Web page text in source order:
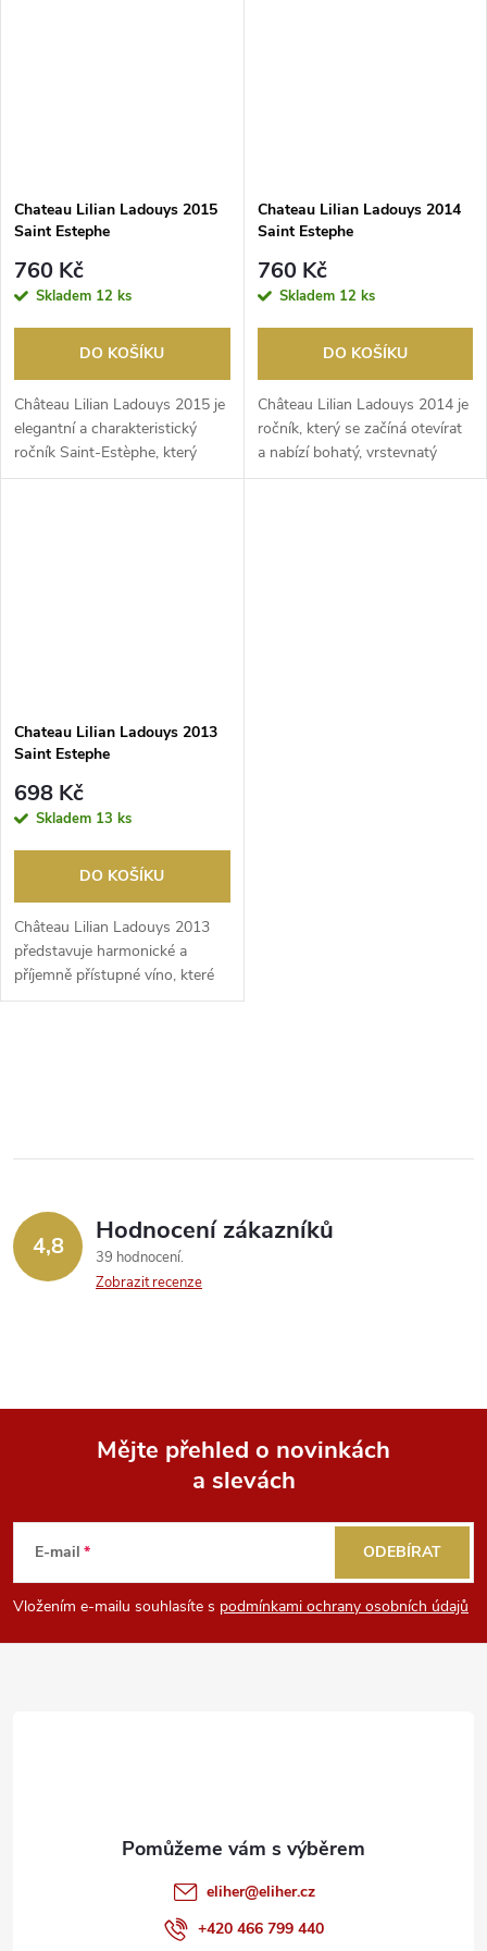
Chateau Lilian Ladouys 2015
Saint Estephe
760 Kč
Skladem 12 ks
DO KOŠÍKU
Château Lilian Ladouys 2015 je
elegantní a charakteristický
ročník Saint-Estèphe, který
kombinuje si...
Chateau Lilian Ladouys 2014
Saint Estephe
760 Kč
Skladem 12 ks
DO KOŠÍKU
Château Lilian Ladouys 2014 je
ročník, který se začíná otevírat
a nabízí bohatý, vrstevnatý
profil s...
Chateau Lilian Ladouys 2013
Saint Estephe
698 Kč
Skladem 13 ks
DO KOŠÍKU
Château Lilian Ladouys 2013
představuje harmonické a
příjemně přístupné víno, které
odráží náročnost...
l
d
a
p
y
v
4,8 Hodnocení zákazníků
39 hodnocení
Zobrazit recenze
p
a
Mějte přehled o novinkách
a slevách
E-mail
Vložením e-mailu souhlasíte s podmínkami ochrany osobních údajů
ODEBÍRAT
eliher@eliher.cz
+420 466 799 440